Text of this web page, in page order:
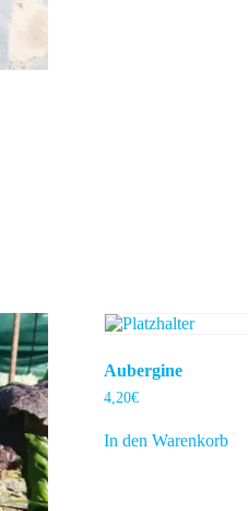
Aubergine
4,20€
In den Warenkorb